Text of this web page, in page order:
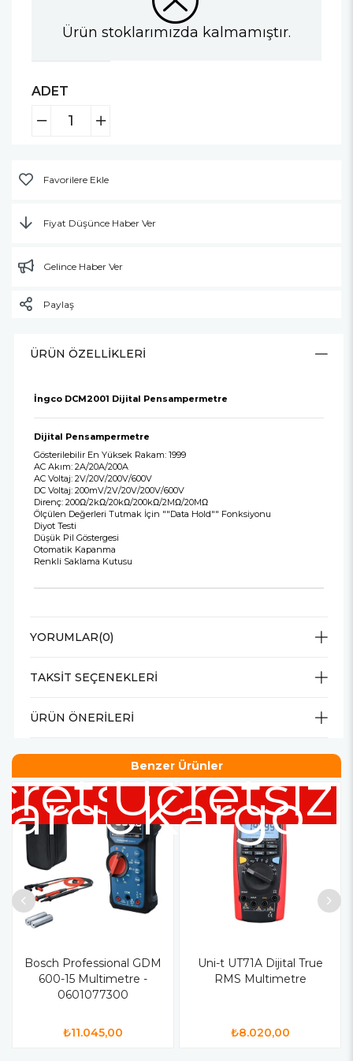
Ürün stoklarımızda kalmamıştır.
ADET
Favorilere Ekle
Fiyat Düşünce Haber Ver
Gelince Haber Ver
Paylaş
ÜRÜN ÖZELLIKLERI
İngco DCM2001 Dijital Pensampermetre
Dijital Pensampermetre
Gösterilebilir En Yüksek Rakam: 1999
AC Akım: 2A/20A/200A
AC Voltaj: 2V/20V/200V/600V
DC Voltaj: 200mV/2V/20V/200V/600V
Direnç: 200Ω/2kΩ/20kΩ/200kΩ/2MΩ/20MΩ
Ölçülen Değerleri Tutmak İçin ""Data Hold"" Fonksiyonu
Diyot Testi
Düşük Pil Göstergesi
Otomatik Kapanma
Renkli Saklama Kutusu
YORUMLAR(0)
TAKSIT SEÇENEKLERI
ÜRÜN ÖNERILERI
Benzer Ürünler
Bosch Professional GDM
600-15 Multimetre -
0601077300
₺11.045,00
Uni-t UT71A Dijital True
RMS Multimetre
₺8.020,00
Ücretsiz
Kargo